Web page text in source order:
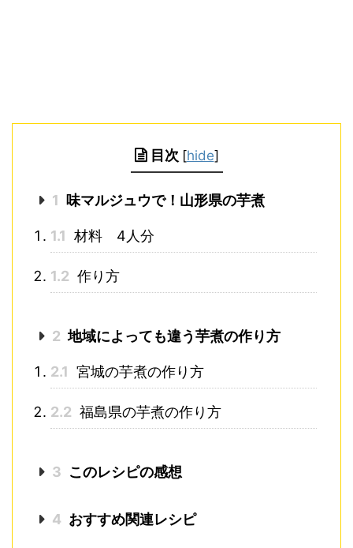
目次 [hide]
1 味マルジュウで！山形県の芋煮
1.1 材料 4人分
1.2 作り方
2 地域によっても違う芋煮の作り方
2.1 宮城の芋煮の作り方
2.2 福島県の芋煮の作り方
3 このレシピの感想
4 おすすめ関連レシピ